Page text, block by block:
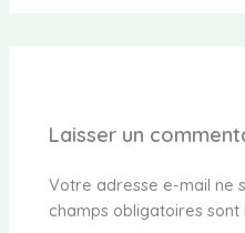
Laisser un
Votre adresse e-mail ne
champs obligatoires sont